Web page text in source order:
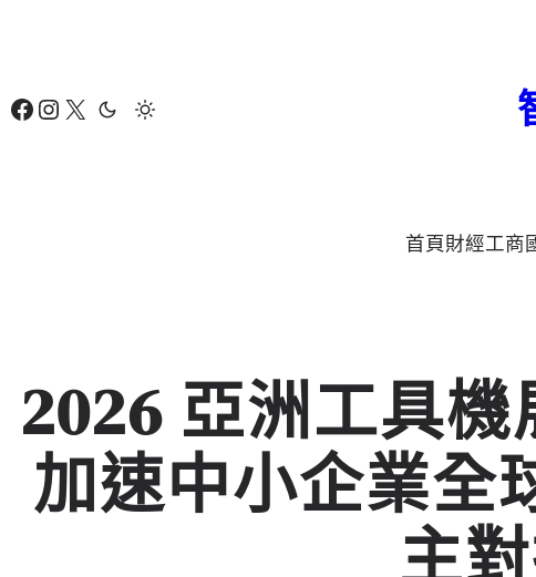
要
Facebook Instagram X
首頁財經工商
2026 亞洲工具
加速中小企業全
主